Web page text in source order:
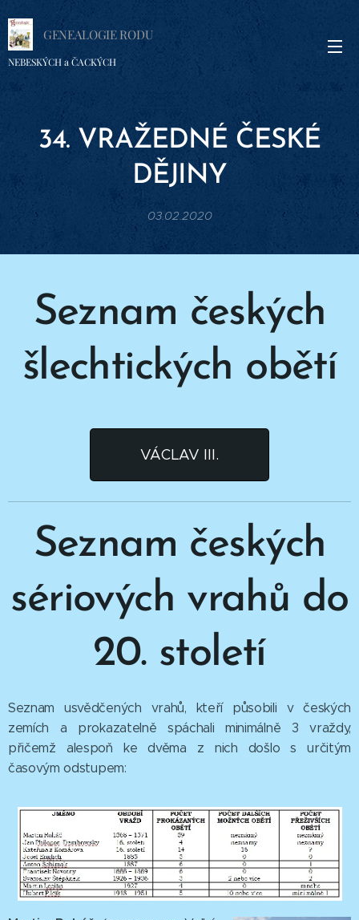
GENEALOGIE RODU
NEBESKÝCH a ČACKÝCH
34. VRAŽEDNÉ ČESKÉ
DĚJINY
03.02.2020
Seznam českých
šlechtických obětí
VÁCLAV III.
Seznam českých
sériových vrahů do
20. století
Seznam usvědčených vrahů, kteří působili v českých
zemích a prokazatelně spáchali minimálně 3 vraždy,
přičemž alespoň ke dvěma z nich došlo s určitým
časovým odstupem: